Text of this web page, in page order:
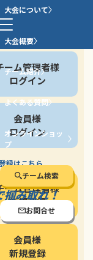
大会について
大会概要
チーム紹介
よくある質問
オンラインショッ
プ
チーム検索
お問合せ
停止する
方
ーム管理者様
ログイン
会員様
ログイン
録はこちら
ーム管理者様
新規登録
会員様
新規登録
掴み取れ！
きな意味が